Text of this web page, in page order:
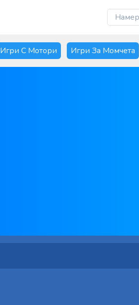
Игри С Мотори Игри За Момчета